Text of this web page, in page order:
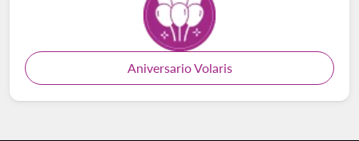
Aniversario Volaris